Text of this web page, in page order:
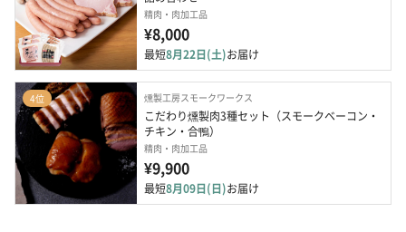
精肉・肉加工品
¥8,000
最短8月22日(土)お届け
4位 燻製工房スモークワークス
こだわり燻製肉3種セット（スモークベーコン・
チキン・合鴨）
精肉・肉加工品
¥9,900
最短8月09日(日)お届け